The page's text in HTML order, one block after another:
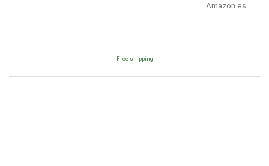
Amazon.es
Free shipping